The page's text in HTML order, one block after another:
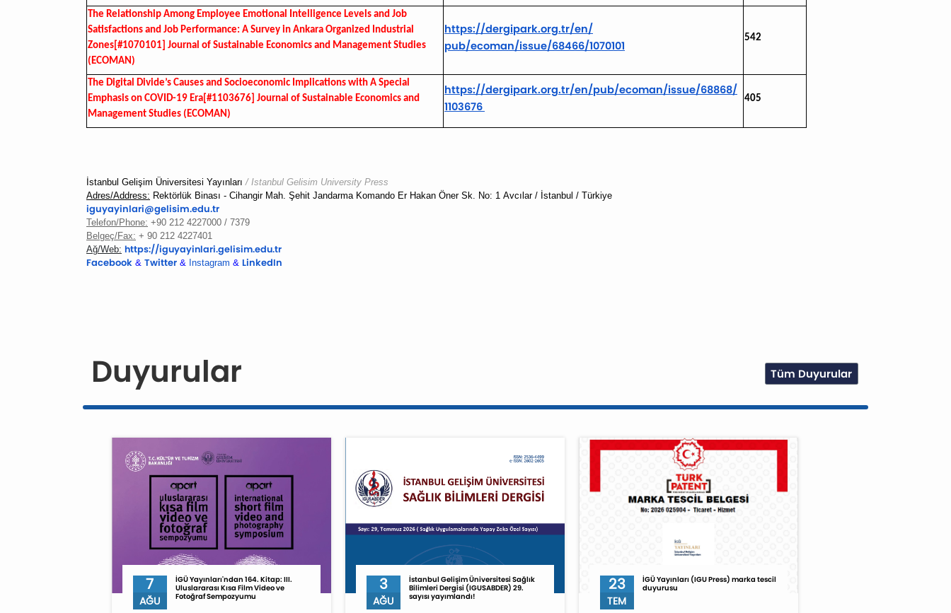
The Relationship Among Employee Emotional Intelligence Levels and Job
Satisfactions and Job Performance: A Survey in Ankara Organized Industrial
Zones[#1070101] Journal of Sustainable Economics and Management Studies
(ECOMAN)
https://dergipark.org.tr/en/
pub/ecoman/issue/68466/1070101
542
The Digital Divide’s Causes and Socioeconomic Implications with A Special
Emphasis on COVID-19 Era[#1103676] Journal of Sustainable Economics and
Management Studies (ECOMAN)
https://dergipark.org.tr/en/pub/ecoman/issue/68868/
1103676
405
İstanbul Gelişim Üniversitesi Yayınları/ Istanbul Gelisim University Press
Adres/Address: Rektörlük Binası - Cihangir Mah. Şehit Jandarma Komando Er Hakan Öner Sk. No: 1 Avcılar / İstanbul / Türkiye
iguyayinlari@gelisim.edu.tr
Telefon/Phone: +90 212 4227000 / 7379
Belgeç/Fax: + 90 212 4227401
Ağ/Web: https://iguyayinlari.gelisim.edu.tr
Facebook & Twitter & Instagram & LinkedIn
Duyurular Tüm Duyurular
7
AĞU
İGÜ Yayınları'ndan 164. Kitap: III.
Uluslararası Kısa Film Video ve
Fotoğraf Sempozyumu
3
AĞU
İstanbul Gelişim Üniversitesi Sağlık
Bilimleri Dergisi (IGUSABDER) 29.
sayısı yayımlandı!
23
TEM
İGÜ Yayınları (IGU Press) marka tescil
duyurusu